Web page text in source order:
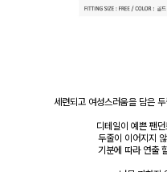
세련되고 여성스러움을 담은
디테일이 예쁜 팬
두줄이 이어지지
기분에 따라 연출